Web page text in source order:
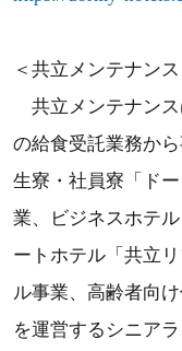
＜共立メンテナン
共立メンテナンス
の給食受託業務か
生寮・社員寮「ド
業、ビジネスホテ
ートホテル「共立
ル事業、高齢者向
を運営するシニア